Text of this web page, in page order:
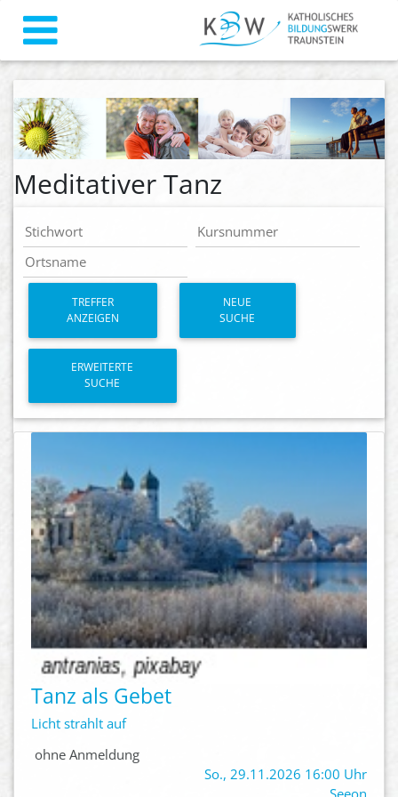
Meditativer Tanz
TREFFER
ANZEIGEN
NEUE
SUCHE
ERWEITERTE
SUCHE
Tanz als Gebet
Licht strahlt auf
ohne Anmeldung
So., 29.11.2026 16:00 Uhr